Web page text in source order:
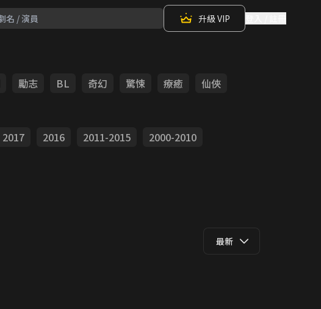
升級 VIP
勵志 BL 奇幻 驚悚 療癒
仙俠
2017 2016 2011-2015
2000-2010
最新